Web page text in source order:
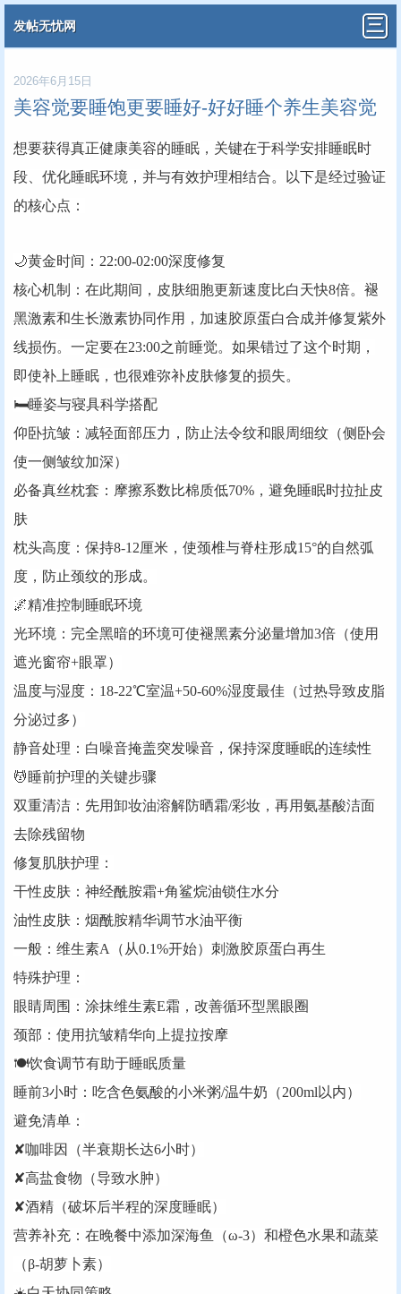
发帖无忧网
2026年6月15日
美容觉要睡饱更要睡好-好好睡个养生美容觉
想要获得真正健康美容的睡眠，关键在于科学安排睡眠时
段、优化睡眠环境，并与有效护理相结合。以下是经过验证
的核心点：
🌙‌黄金时间：22:00-02:00深度修复‌‌
‌核心机制‌：在此期间，皮肤细胞更新速度比白天快8倍。褪
黑激素和生长激素协同作用，加速胶原蛋白合成并修复紫外
线损伤。一定要在23:00之前睡觉。如果错过了这个时期，
即使补上睡眠，也很难弥补皮肤修复的损失。
🛏️‌睡姿与寝具科学搭配‌‌
‌仰卧抗皱‌：减轻面部压力，防止法令纹和眼周细纹（侧卧会
使一侧皱纹加深）
‌必备真丝枕套‌：摩擦系数比棉质低70%，避免睡眠时拉扯皮
肤
‌枕头高度‌：保持8-12厘米，使颈椎与脊柱形成15°的自然弧
度，防止颈纹的形成。
🌌‌精准控制睡眠环境‌‌
‌光环境‌：完全黑暗的环境可使褪黑素分泌量增加3倍（使用
遮光窗帘+眼罩）
‌温度与湿度‌：18-22℃室温+50-60%湿度最佳（过热导致皮脂
分泌过多）
‌静音处理‌：白噪音掩盖突发噪音，保持深度睡眠的连续性
💆‌睡前护理的关键步骤‌‌
‌双重清洁‌：先用卸妆油溶解防晒霜/彩妆，再用氨基酸洁面
去除残留物
‌修复肌肤护理‌：
干性皮肤：神经酰胺霜+角鲨烷油锁住水分
油性皮肤：烟酰胺精华调节水油平衡
一般：维生素A（从0.1%开始）刺激胶原蛋白再生
‌特殊护理‌：
眼睛周围：涂抹维生素E霜，改善循环型黑眼圈
颈部：使用抗皱精华向上提拉按摩
🍽️‌‌饮食调节有助于睡眠质量‌‌
‌睡前3小时‌：吃含色氨酸的小米粥/温牛奶（200ml以内）
‌避免清单‌：
✘咖啡因（半衰期长达6小时）
✘高盐食物（导致水肿）
✘酒精（破坏后半程的深度睡眠）
‌营养补充‌：在晚餐中添加深海鱼（ω-3）和橙色水果和蔬菜
（β-胡萝卜素）